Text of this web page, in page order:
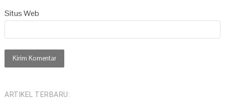
Situs Web
ARTIKEL TERBARU: